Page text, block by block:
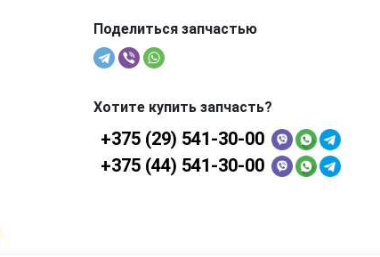
Поделиться запчастью
Хотите купить запчасть?
+375 (29) 541-30-00
+375 (44) 541-30-00